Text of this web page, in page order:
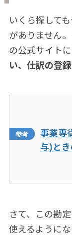
いくら探して
がありません
の公式サイト
い、仕訳の登
事業専
与)と
さて、この勘
使えるように